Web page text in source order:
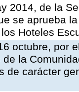
2014, de la
se aprueba
Hoteles
octubre, por
la
de carácter